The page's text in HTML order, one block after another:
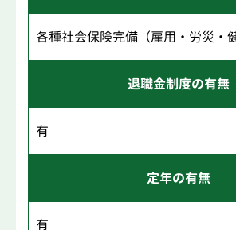
各種社会保険完備（雇用・労災・
退職金制度の有無
有
定年の有無
有